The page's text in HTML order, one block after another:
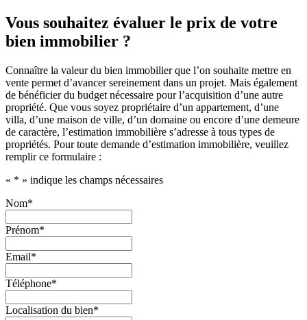
Vous souhaitez évaluer le prix de votre
bien immobilier ?
Connaître la valeur du bien immobilier que l’on souhaite mettre en
vente permet d’avancer sereinement dans un projet. Mais également
de bénéficier du budget nécessaire pour l’acquisition d’une autre
propriété. Que vous soyez propriétaire d’un appartement, d’une
villa, d’une maison de ville, d’un domaine ou encore d’une demeure
de caractère, l’estimation immobilière s’adresse à tous types de
propriétés. Pour toute demande d’estimation immobilière, veuillez
remplir ce formulaire :
« * » indique les champs nécessaires
Nom*
Prénom*
Email*
Téléphone*
Localisation du bien*